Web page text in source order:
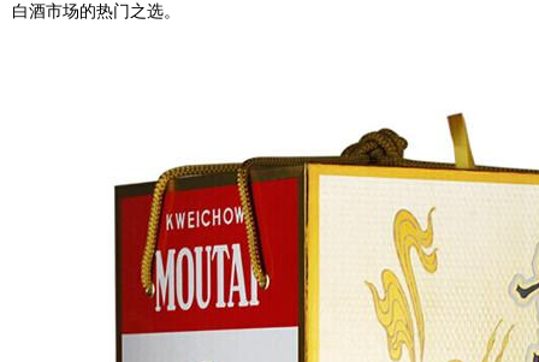
白酒市场的热门之选。